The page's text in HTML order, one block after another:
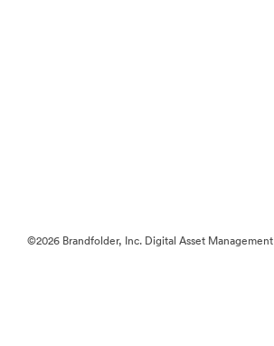
©2026 Brandfolder, Inc. Digital Asset Management